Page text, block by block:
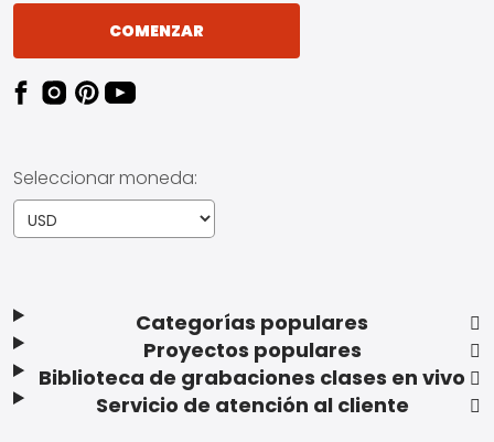
Categorías populares
Proyectos populares
Biblioteca de grabaciones clases en vivo
Servicio de atención al cliente
COMENZAR
Seleccionar moneda: